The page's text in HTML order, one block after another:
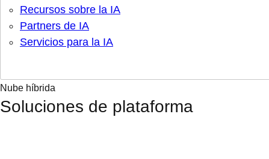
Recursos sobre la IA
Partners de IA
Servicios para la IA
Nube híbrida
Soluciones de plataforma